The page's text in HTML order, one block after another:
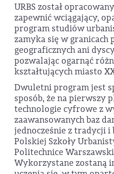
URBS został
zapewnić wciągający,
program studiów
zamyka się w granicach
geograficznych ani
pozwalając ogarnąć
kształtujących miasto
Dwuletni program jest
sposób, że na pierwszy
technologie cyfrowe z
zaawansowanych baz
jednocześnie z tradycji i
Polskiej Szkoły
Politechnice
Wykorzystane zostaną